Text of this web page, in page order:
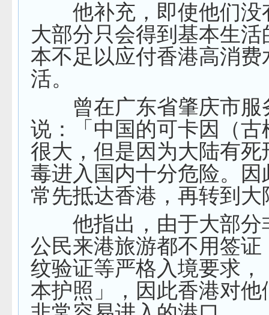
他补充，即使他们没
大部分只会得到基本生活
本不足以应付香港高消费
活。
曾在广东省肇庆市服
说：「中国的可卡因（古
很大，但是因为大陆有死
毒进入国内十分危险。因
常先抵达香港，再转到大
他指出，由于大部分
公民来港旅游都不用签证
纹验证等严格入境要求，
本护照」，因此香港对他